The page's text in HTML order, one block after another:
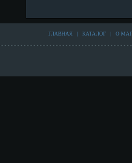
ГЛАВНАЯ| КАТАЛОГ| О